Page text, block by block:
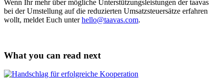
Wenn Ihr mehr über mögliche Unterstützungsleistungen der taavas
bei der Umstellung auf die reduzierten Umsatzsteuersätze erfahren
wollt, meldet Euch unterhello@taavas.com.
What you can read next